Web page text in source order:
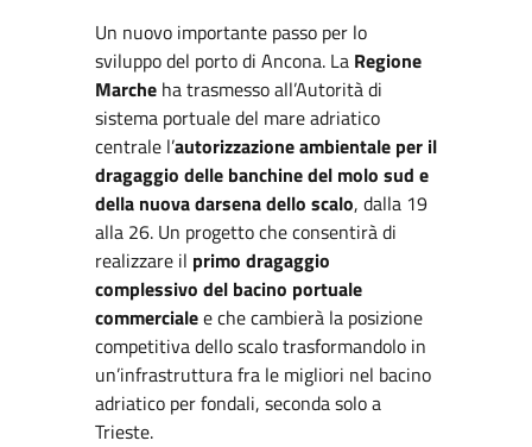
Un nuovo importante passo per lo
sviluppo del porto di Ancona. La Regione
Marche ha trasmesso all’Autorità di
sistema portuale del mare adriatico
centrale l’autorizzazione ambientale per il
dragaggio delle banchine del molo sud e
della nuova darsena dello scalo, dalla 19
alla 26. Un progetto che consentirà di
realizzare il primo dragaggio
complessivo del bacino portuale
commercialee che cambierà la posizione
competitiva dello scalo trasformandolo in
un’infrastruttura fra le migliori nel bacino
adriatico per fondali, seconda solo a
Trieste.